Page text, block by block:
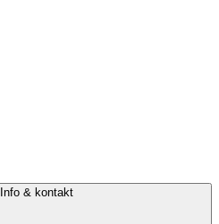
Info & kontakt